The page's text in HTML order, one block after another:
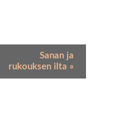
Sanan ja
rukouksen ilta »